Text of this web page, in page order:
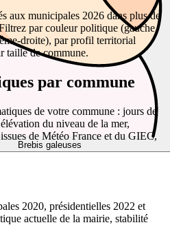
Brebis galeuses
aux municipales 2026 dans plus de
par couleur politique (gauche,
droite), par profil territorial
taille de commune.
par commune
de votre commune : jours de
du niveau de la mer,
de Météo France et du GIEC,
2020, présidentielles 2022 et
actuelle de la mairie, stabilité